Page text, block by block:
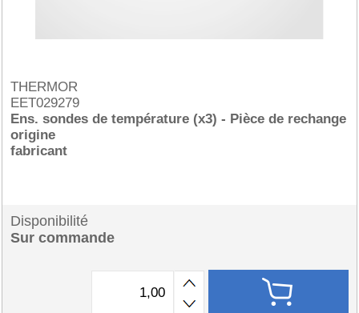
THERMOR
EET029279
Ens. sondes de température (x3) - Pièce de rechange
origine
fabricant
Disponibilité
Sur commande